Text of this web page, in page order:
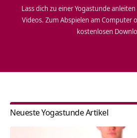
Lass dich zu einer Yogastunde
Videos. Zum Abspielen am Computer
kostenlosen
Neueste Yogastunde Artikel